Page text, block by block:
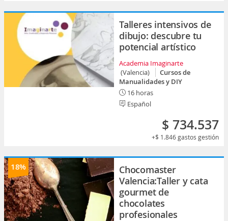
Talleres intensivos de
dibujo: descubre tu
potencial artístico
Academia Imaginarte
(Valencia)
Cursos de
Manualidades y DIY
16 horas
Español
$ 734.537
+$ 1.846gastos gestión
18%
Chocomaster
Valencia:Taller y cata
gourmet de
chocolates
profesionales